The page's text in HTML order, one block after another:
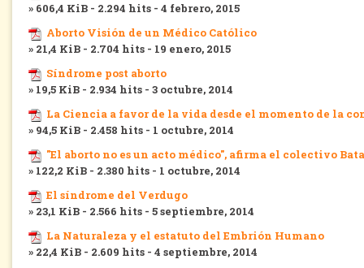
» 606,4 KiB - 2.294 hits - 4 febrero, 2015
Aborto Visión de un Médico Católico
» 21,4 KiB - 2.704 hits - 19 enero, 2015
Síndrome post aborto
» 19,5 KiB - 2.934 hits - 3 octubre, 2014
La Ciencia a favor de la vida desde el momento de la
» 94,5 KiB - 2.458 hits - 1 octubre, 2014
"El aborto no es un acto médico", afirma el colectivo
» 122,2 KiB - 2.380 hits - 1 octubre, 2014
El síndrome del Verdugo
» 23,1 KiB - 2.566 hits - 5 septiembre, 2014
La Naturaleza y el estatuto del Embrión Humano
» 22,4 KiB - 2.609 hits - 4 septiembre, 2014